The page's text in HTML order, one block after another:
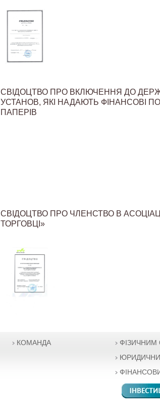
СВІДОЦТВО ПРО ВКЛЮЧЕННЯ ДО
УСТАНОВ, ЯКІ НАДАЮТЬ ФІНАНСОВІ
ПАПЕРІВ
СВІДОЦТВО ПРО ЧЛЕНСТВО В
ТОРГОВЦІ»
КОМАНДА